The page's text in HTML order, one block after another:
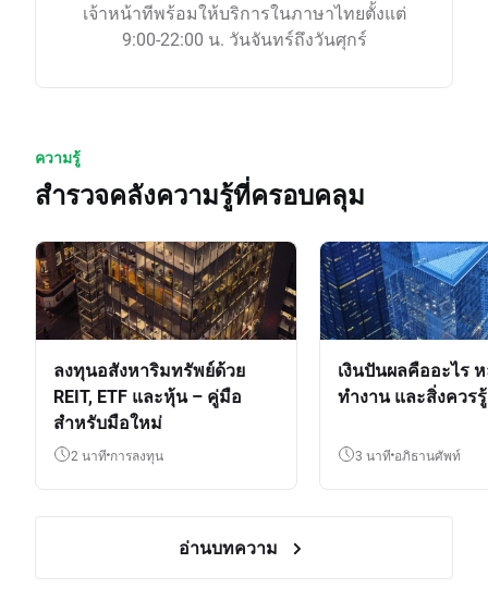
เจ้าหน้าทีพร้อมให้บริการในภาษาไทยตั้งแต่
9:00-22:00 น. วันจันทร์ถึงวันศุกร์
ความรู้
สำรวจคลังความรู้ที่ครอบคลุม
ลงทุนอสังหาริมทรัพย์ด้วย
REIT, ETF และหุ้น – คู่มือ
สำหรับมือใหม่
2 นาที การลงทุน
เงินปันผลคืออะไร
ทำงาน และสิ่งควรรู้
3 นาที อภิธานศัพท์
อ่านบทความ